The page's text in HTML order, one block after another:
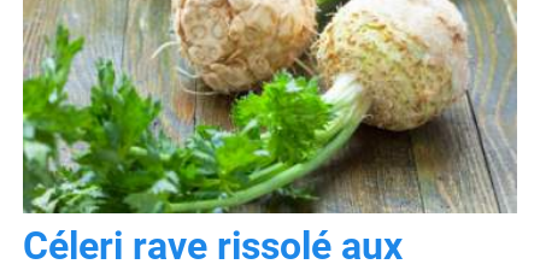
Céleri rave rissolé aux